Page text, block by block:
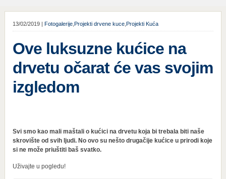
13/02/2019 | Fotogalerije, Projekti drvene kuce, Projekti Kuća
Ove luksuzne kućice na
drvetu očarat će vas svojim
izgledom
Svi smo kao mali maštali o kućici na drvetu koja bi trebala biti naše
skrovište od svih ljudi. No ovo su nešto drugačije kućice u prirodi koje
si ne može priuštiti baš svatko.
Uživajte u pogledu!